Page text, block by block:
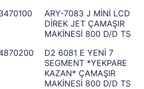
ARY-7083 J MİNİ LCD
DİREK JET ÇAMAŞIR
MAKİNESİ 800 D/D TS
D2 6081 E YENİ 7
SEGMENT *YEKPARE
KAZAN* ÇAMAŞIR
MAKİNESİ 800 D/D TS